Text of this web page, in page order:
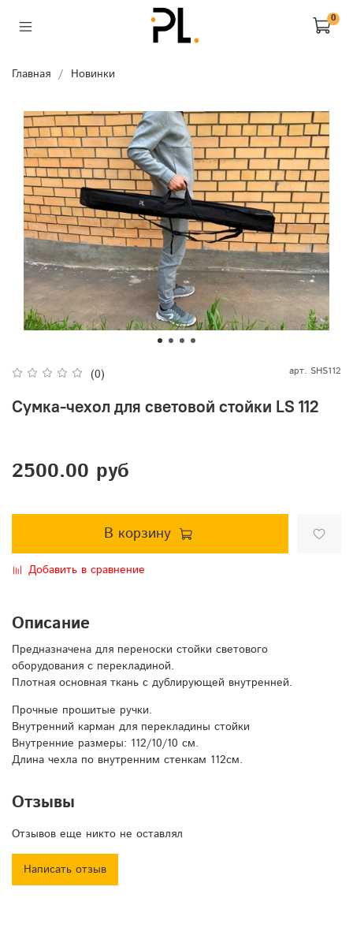
0
Главная Новинки
(0) арт. SHS112
Сумка-чехол для световой стойки LS 112
2500.00 руб
В корзину
Добавить в сравнение
Описание
Предназначена для переноски стойки светового
оборудования с перекладиной.
Плотная основная ткань с дублирующей внутренней.
Прочные прошитые ручки.
Внутренний карман для перекладины стойки
Внутренние размеры: 112/10/10 см.
Длина чехла по внутренним стенкам 112см.
Отзывы
Отзывов еще никто не оставлял
Написать отзыв